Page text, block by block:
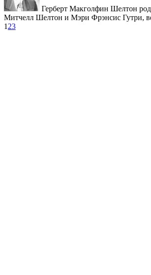
Герберт Макголфин Шелтон
Митчелл Шелтон и Мэри Фрэнсис Гутри,
1 23